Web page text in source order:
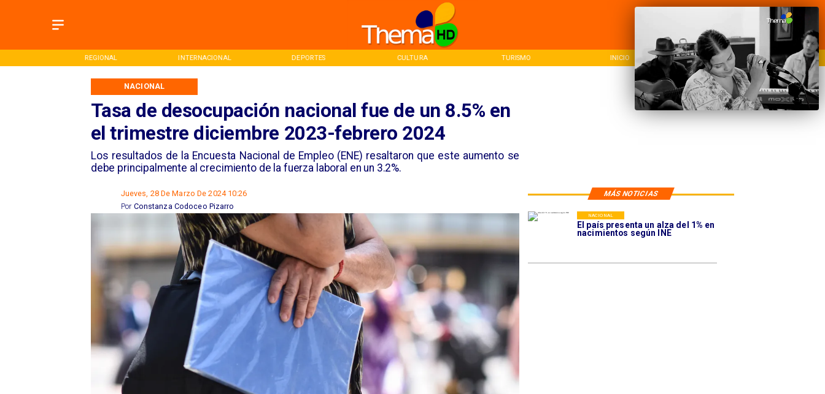
REGIONAL INTERNACIONAL DEPORTES CULTURA TURISMO INICIO NACIONAL
Tasa de desocupación nacional fue de un 8.5% en
el trimestre diciembre 2023-febrero 2024
Los resultados de la Encuesta Nacional de Empleo (ENE) resaltaron que este aumento se
debe principalmente al crecimiento de la fuerza laboral en un 3.2%.
NACIONAL
MÁS NOTICIAS
Jueves, 28 De Marzo De 2024 10:26
Constanza Codoceo Pizarro
Por
El país presenta un alza del 1% en
nacimientos según INE
NACIONAL